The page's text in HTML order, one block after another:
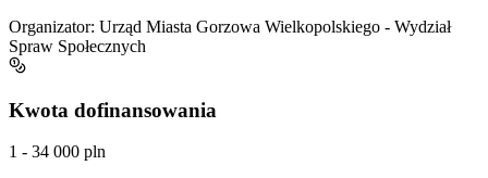
Organizator: Urząd Miasta Gorzowa Wielkopolskiego - Wydział
Spraw Społecznych
Kwota dofinansowania
1 - 34 000 pln